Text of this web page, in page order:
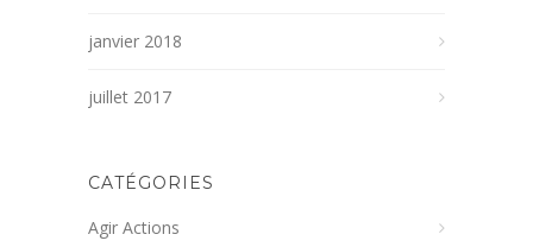
janvier 2018
juillet 2017
CATÉGORIES
Agir Actions